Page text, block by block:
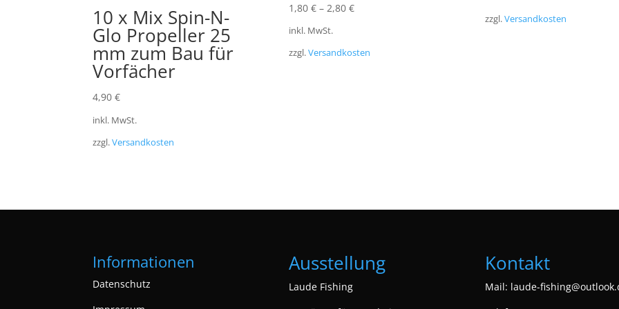
10 x Mix Spin-N-
Glo Propeller 25
mm zum Bau für
Vorfächer
4,90€
inkl. MwSt.
zzgl.Versandkosten
1,80 €– 2,80 €
inkl. MwSt.
zzgl.Versandkosten
zzgl.Versandkosten
Informationen
Datenschutz
Ausstellung
Laude Fishing
Kontakt
Mail: laude-